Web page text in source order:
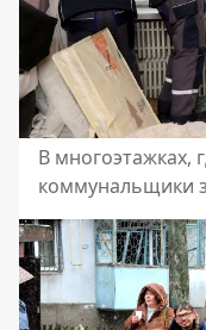
В многоэтажках,
коммунальщики